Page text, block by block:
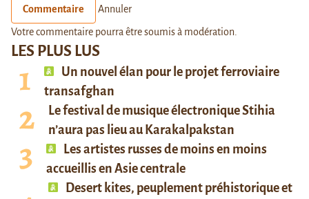
LES PLUS LUS
Un nouvel élan pour le projet ferroviaire
transafghan
Le festival de musique électronique Stihia
n’aura pas lieu au Karakalpakstan
Les artistes russes de moins en moins
accueillis en Asie centrale
Desert kites, peuplement préhistorique et
Commentaire Annuler
Votre commentaire pourra être soumis à modération.